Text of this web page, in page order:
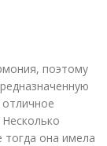
поэтому
тогда она имела